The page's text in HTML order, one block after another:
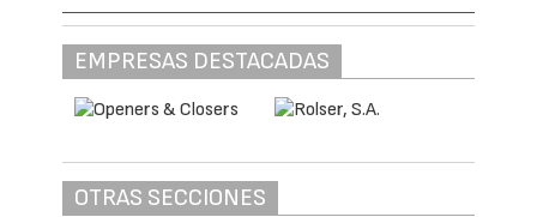
EMPRESAS DESTACADAS
OTRAS SECCIONES